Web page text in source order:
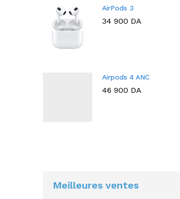
AirPods 3
34 900 DA
Airpods 4 ANC
46 900 DA
Meilleures ventes